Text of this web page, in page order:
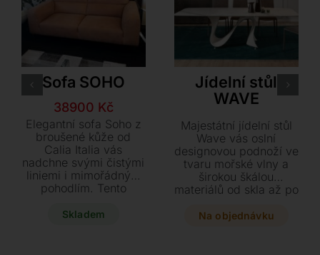
Calia Italia
Sofa SOHO
Původní
cena
byla:
75900 Kč.
38900 Kč
Aktuální
cena
je:
38900 Kč.
Elegantní sofa Soho z
broušené kůže od
Calia Italia vás
nadchne svými čistými
liniemi i mimořádným
pohodlím. Tento
barvě Safari Camel je
Skladem
Tonin Casa
Jídelní stůl
WAVE
Majestátní jídelní stůl
Wave vás oslní
designovou podnoží ve
tvaru mořské vlny a
širokou škálou
materiálů od skla až po
mnoha rozměrů i
Na objednávku